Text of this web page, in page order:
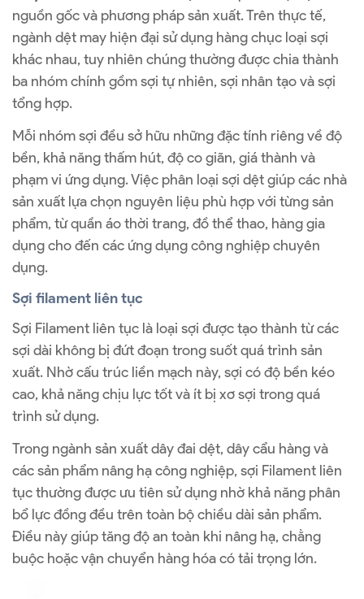
nguồn gốc và phương pháp sản xuất. Trên thực tế,
ngành dệt may hiện đại sử dụng hàng chục loại sợi
khác nhau, tuy nhiên chúng thường được chia thành
ba nhóm chính gồm sợi tự nhiên, sợi nhân tạo và sợi
tổng hợp.
Mỗi nhóm sợi đều sở hữu những đặc tính riêng về độ
bền, khả năng thấm hút, độ co giãn, giá thành và
phạm vi ứng dụng. Việc phân loại sợi dệt giúp các nhà
sản xuất lựa chọn nguyên liệu phù hợp với từng sản
phẩm, từ quần áo thời trang, đồ thể thao, hàng gia
dụng cho đến các ứng dụng công nghiệp chuyên
dụng.
Sợi filament liên tục
Sợi Filament liên tục là loại sợi được tạo thành từ các
sợi dài không bị đứt đoạn trong suốt quá trình sản
xuất. Nhờ cấu trúc liền mạch này, sợi có độ bền kéo
cao, khả năng chịu lực tốt và ít bị xơ sợi trong quá
trình sử dụng.
Trong ngành sản xuất dây đai dệt, dây cẩu hàng và
các sản phẩm nâng hạ công nghiệp, sợi Filament liên
tục thường được ưu tiên sử dụng nhờ khả năng phân
bổ lực đồng đều trên toàn bộ chiều dài sản phẩm.
Điều này giúp tăng độ an toàn khi nâng hạ, chằng
buộc hoặc vận chuyển hàng hóa có tải trọng lớn.